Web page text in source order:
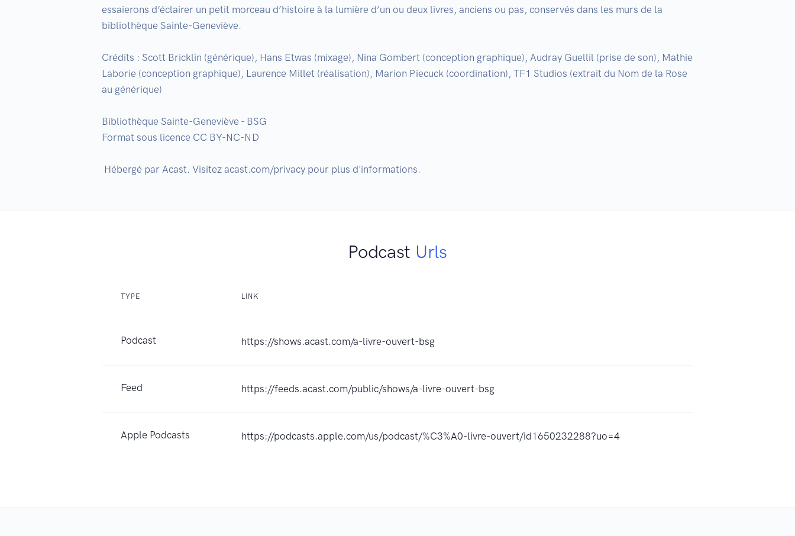
essaierons d’éclairer un petit morceau d’histoire à la lumière d’un ou deux livres, anciens ou pas, conservés dans les murs de la
bibliothèque Sainte-Geneviève.
Crédits : Scott Bricklin (générique), Hans Etwas (mixage), Nina Gombert (conception graphique), Audray Guellil (prise de son), Mathie
Laborie (conception graphique), Laurence Millet (réalisation), Marion Piecuck (coordination), TF1 Studios (extrait du Nom de la Rose
au générique)
Bibliothèque Sainte-Geneviève - BSG
Format sous licence CC BY-NC-ND
Podcast Urls
TYPE LINK
Podcast https://shows.acast.com/a-livre-ouvert-bsg
Feed https://feeds.acast.com/public/shows/a-livre-ouvert-bsg
Apple Podcasts https://podcasts.apple.com/us/podcast/%C3%A0-livre-ouvert/id1650232288?uo=4